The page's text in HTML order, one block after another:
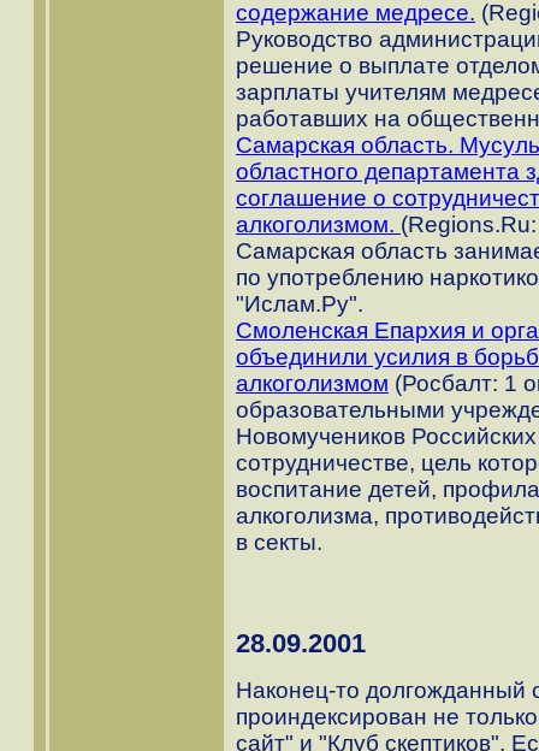
содержание медресе.
Руководство
решение о выплате
зарплаты учителям
работавших на
Самарская область.
областного департамента
соглашение о
алкоголизмом.
Самарская область
по употреблению
"Ислам.Ру".
Смоленская Епархия и
объединили усилия в
алкоголизмом (Росбалт: 1
образовательными
Новомучеников
сотрудничестве, цель
воспитание детей,
алкоголизма,
в секты.
28.09.2001
Наконец-то долгожданный
проиндексирован не
сайт" и "Клуб скептиков".